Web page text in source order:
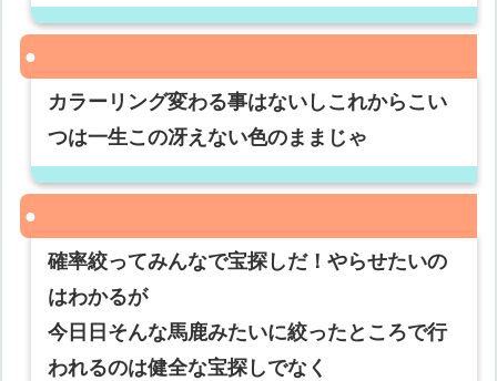
カラーリング変わる事はないしこれからこい
つは一生この冴えない色のままじゃ
確率絞ってみんなで宝探しだ！やらせたいの
はわかるが
今日日そんな馬鹿みたいに絞ったところで行
われるのは健全な宝探しでなく